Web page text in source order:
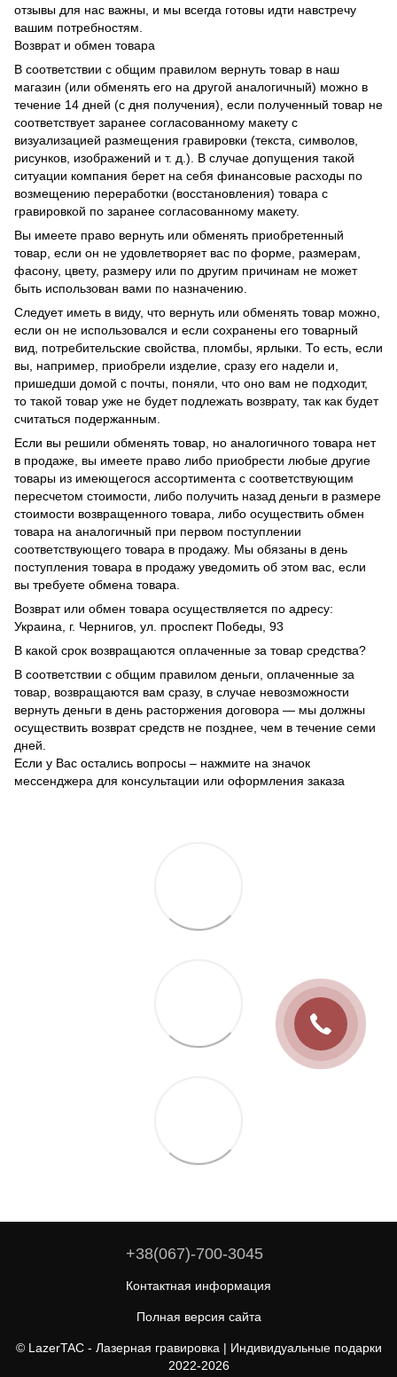
отзывы для нас важны, и мы всегда готовы идти навстречу
вашим потребностям.
Возврат и обмен товара
В соответствии с общим правилом вернуть товар в наш
магазин (или обменять его на другой аналогичный) можно в
течение 14 дней (с дня получения), если полученный товар не
соответствует заранее согласованному макету с
визуализацией размещения гравировки (текста, символов,
рисунков, изображений и т. д.). В случае допущения такой
ситуации компания берет на себя финансовые расходы по
возмещению переработки (восстановления) товара с
гравировкой по заранее согласованному макету.
Вы имеете право вернуть или обменять приобретенный
товар, если он не удовлетворяет вас по форме, размерам,
фасону, цвету, размеру или по другим причинам не может
быть использован вами по назначению.
Следует иметь в виду, что вернуть или обменять товар можно,
если он не использовался и если сохранены его товарный
вид, потребительские свойства, пломбы, ярлыки. То есть, если
вы, например, приобрели изделие, сразу его надели и,
пришедши домой с почты, поняли, что оно вам не подходит,
то такой товар уже не будет подлежать возврату, так как будет
считаться подержанным.
Если вы решили обменять товар, но аналогичного товара нет
в продаже, вы имеете право либо приобрести любые другие
товары из имеющегося ассортимента с соответствующим
пересчетом стоимости, либо получить назад деньги в размере
стоимости возвращенного товара, либо осуществить обмен
товара на аналогичный при первом поступлении
соответствующего товара в продажу. Мы обязаны в день
поступления товара в продажу уведомить об этом вас, если
вы требуете обмена товара.
Возврат или обмен товара осуществляется по адресу:
Украина, г. Чернигов, ул. проспект Победы, 93
В какой срок возвращаются оплаченные за товар средства?
В соответствии с общим правилом деньги, оплаченные за
товар, возвращаются вам сразу, в случае невозможности
вернуть деньги в день расторжения договора — мы должны
осуществить возврат средств не позднее, чем в течение семи
дней.
Если у Вас остались вопросы – нажмите на значок
мессенджера для консультации или оформления заказа
+38(067)-700-3045
Контактная информация
Полная версия сайта
© LazerTAC - Лазерная гравировка | Индивидуальные подарки
2022-2026